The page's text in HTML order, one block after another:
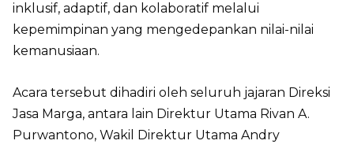
inklusif, adaptif, dan kolaboratif melalui
kepemimpinan yang mengedepankan nilai-nilai
kemanusiaan.
Acara tersebut dihadiri oleh seluruh jajaran Direksi
Jasa Marga, antara lain Direktur Utama Rivan A.
Purwantono, Wakil Direktur Utama Andry